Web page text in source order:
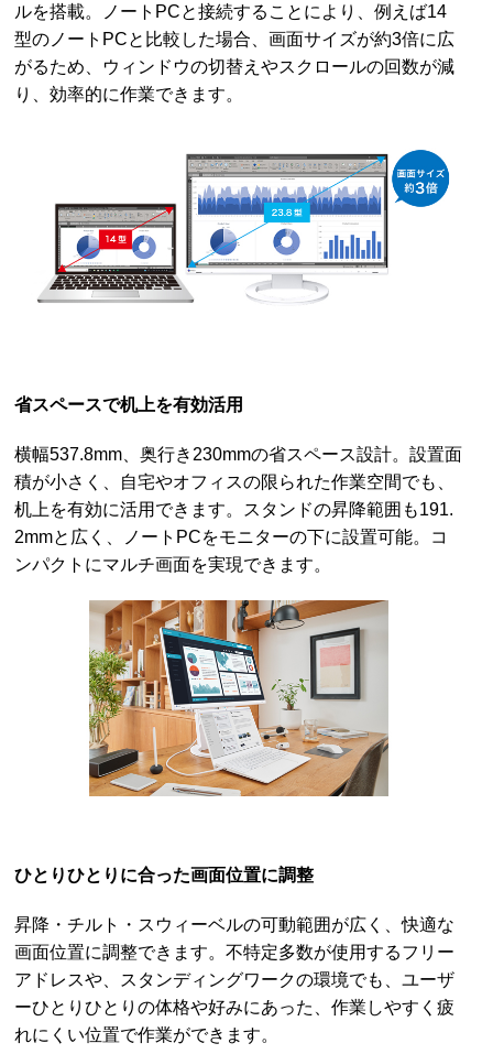
ルを搭載。ノートPCと接続することにより、例えば14
型のノートPCと比較した場合、画面サイズが約3倍に広
がるため、ウィンドウの切替えやスクロールの回数が減
り、効率的に作業できます。
省スペースで机上を有効活用
横幅537.8mm、奥行き230mmの省スペース設計。設置面
積が小さく、自宅やオフィスの限られた作業空間でも、
机上を有効に活用できます。スタンドの昇降範囲も191.
2mmと広く、ノートPCをモニターの下に設置可能。コ
ンパクトにマルチ画面を実現できます。
ひとりひとりに合った画面位置に調整
昇降・チルト・スウィーベルの可動範囲が広く、快適な
画面位置に調整できます。不特定多数が使用するフリー
アドレスや、スタンディングワークの環境でも、ユーザ
ーひとりひとりの体格や好みにあった、作業しやすく疲
れにくい位置で作業ができます。